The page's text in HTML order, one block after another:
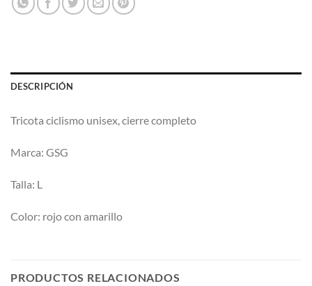
DESCRIPCIÓN
Tricota ciclismo unisex, cierre completo
Marca: GSG
Talla: L
Color: rojo con amarillo
PRODUCTOS RELACIONADOS